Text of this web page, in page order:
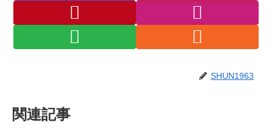
SHUN1963
関連記事